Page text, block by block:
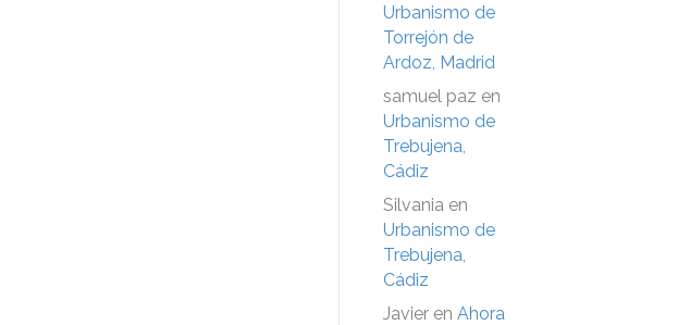
Urbanismo de
Torrejón de
Ardoz, Madrid
samuel paz en
Urbanismo de
Trebujena,
Cádiz
Silvania en
Urbanismo de
Trebujena,
Cádiz
Javier en Ahora